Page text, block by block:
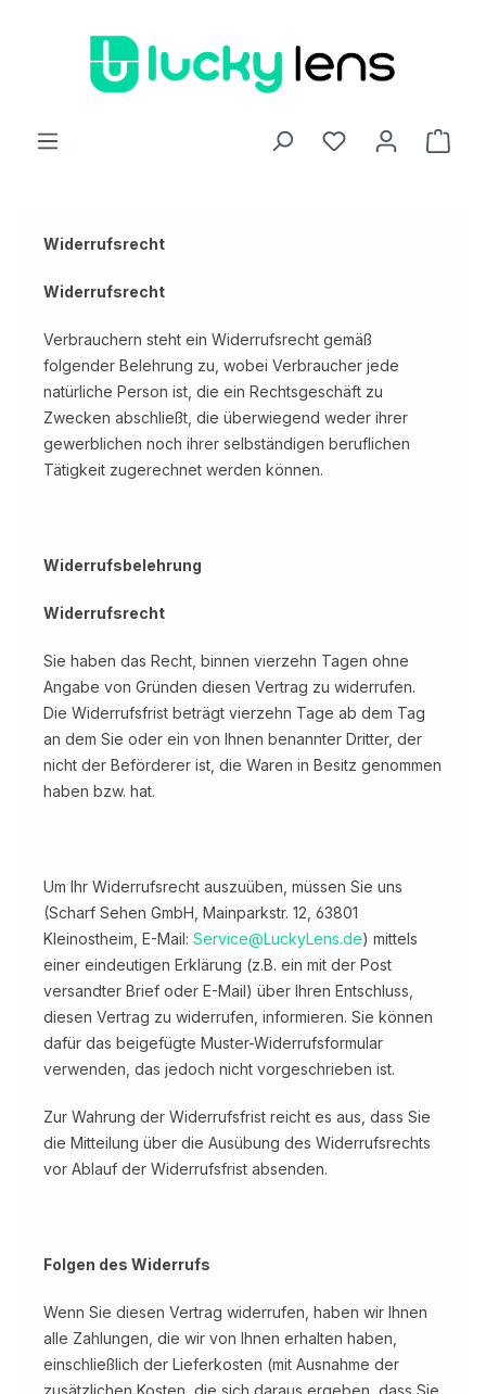
Widerrufsrecht
Widerrufsrecht
Verbrauchern steht ein Widerrufsrecht gemäß
folgender Belehrung zu, wobei Verbraucher jede
natürliche Person ist, die ein Rechtsgeschäft zu
Zwecken abschließt, die überwiegend weder ihrer
gewerblichen noch ihrer selbständigen beruflichen
Tätigkeit zugerechnet werden können.
Widerrufsbelehrung
Widerrufsrecht
Sie haben das Recht, binnen vierzehn Tagen ohne
Angabe von Gründen diesen Vertrag zu widerrufen.
Die Widerrufsfrist beträgt vierzehn Tage ab dem Tag
an dem Sie oder ein von Ihnen benannter Dritter, der
nicht der Beförderer ist, die Waren in Besitz genommen
haben bzw. hat.
Um Ihr Widerrufsrecht auszuüben, müssen Sie uns
(Scharf Sehen GmbH, Mainparkstr. 12, 63801
Kleinostheim, E-Mail: Service@LuckyLens.de) mittels
einer eindeutigen Erklärung (z.B. ein mit der Post
versandter Brief oder E-Mail) über Ihren Entschluss,
diesen Vertrag zu widerrufen, informieren. Sie können
dafür das beigefügte Muster-Widerrufsformular
verwenden, das jedoch nicht vorgeschrieben ist.
Zur Wahrung der Widerrufsfrist reicht es aus, dass Sie
die Mitteilung über die Ausübung des Widerrufsrechts
vor Ablauf der Widerrufsfrist absenden.
Folgen des Widerrufs
Wenn Sie diesen Vertrag widerrufen, haben wir Ihnen
alle Zahlungen, die wir von Ihnen erhalten haben,
einschließlich der Lieferkosten (mit Ausnahme der
zusätzlichen Kosten, die sich daraus ergeben, dass Sie